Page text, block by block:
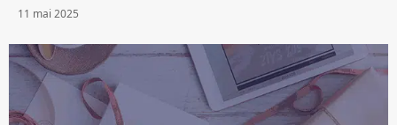
11 mai 2025